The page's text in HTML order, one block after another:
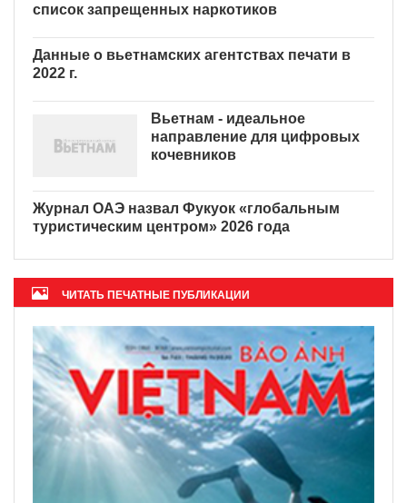
быть добавлены в список
2022 г.
Вьетнам - идеальное
кочевников
туристическим центром» 2026 года
ЧИТАТЬ ПЕЧАТНЫЕ ПУБЛИКАЦИИ